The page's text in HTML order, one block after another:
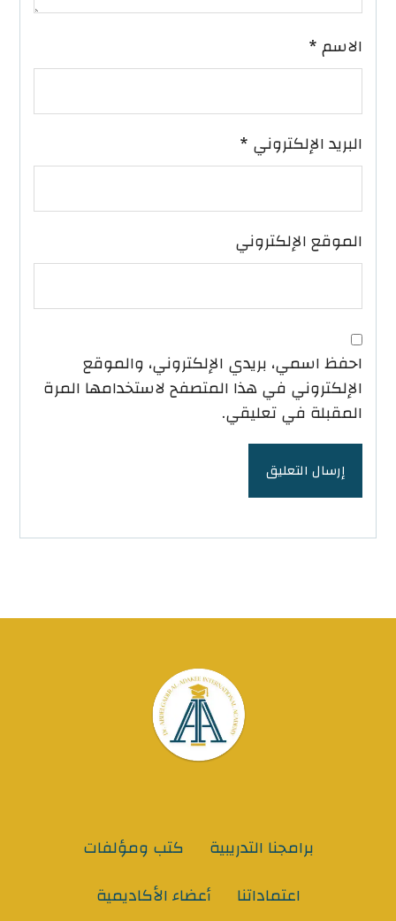
الاسم*
البريد الإلكتروني *
الموقع الإلكتروني
احفظ اسمي، بريدي الإلكتروني، والموقع
الإلكتروني في هذا المتصفح لاستخدامها المرة
المقبلة في تعليقي.
إرسال التعليق
برامجنا التدريبية
كتب ومؤلفات
اعتماداتنا
أعضاء الأكاديمية